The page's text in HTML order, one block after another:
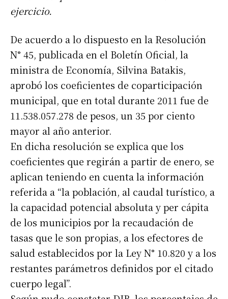
ejercicio.
De acuerdo a lo dispuesto en la Resolución
N° 45, publicada en el Boletín Oficial, la
ministra de Economía, Silvina Batakis,
aprobó los coeficientes de coparticipación
municipal, que en total durante 2011 fue de
11.538.057.278 de pesos, un 35 por ciento
mayor al año anterior.
En dicha resolución se explica que los
coeficientes que regirán a partir de enero, se
aplican teniendo en cuenta la información
referida a “la población, al caudal turístico, a
la capacidad potencial absoluta y per cápita
de los municipios por la recaudación de
tasas que le son propias, a los efectores de
salud establecidos por la Ley N° 10.820 y a los
restantes parámetros definidos por el citado
cuerpo legal”.